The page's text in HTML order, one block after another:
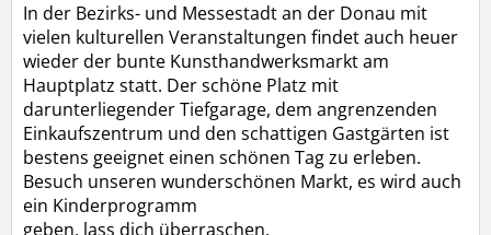
In der Bezirks- und Messestadt an der Donau mit
vielen kulturellen Veranstaltungen findet auch heuer
wieder der bunte Kunsthandwerksmarkt am
Hauptplatz statt. Der schöne Platz mit
darunterliegender Tiefgarage, dem angrenzenden
Einkaufszentrum und den schattigen Gastgärten ist
bestens geeignet einen schönen Tag zu erleben.
Besuch unseren wunderschönen Markt, es wird auch
ein Kinderprogramm
geben, lass dich überraschen.